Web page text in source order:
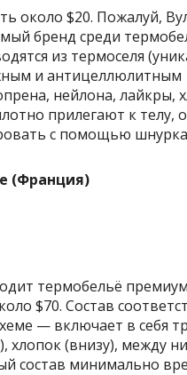
около $20. Пожалуй,
бренд среди
из термоселя
и антицеллюлитным
нейлона, лайкры,
прилегают к телу,
с помощью шнурка
(Франция)
термобельё
$70. Состав
— включает в себя
хлопок (внизу), между
состав минимально